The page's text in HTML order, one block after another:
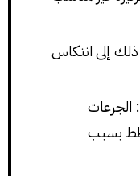
إلى انتكاس
الجرعات
بسبب